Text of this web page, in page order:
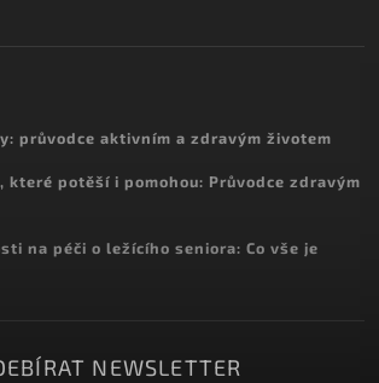
průvodce aktivním a zdravým životem
které potěší i pomohou: Průvodce zdravým
na péči o ležícího seniora: Co vše je
NEWSLETTER